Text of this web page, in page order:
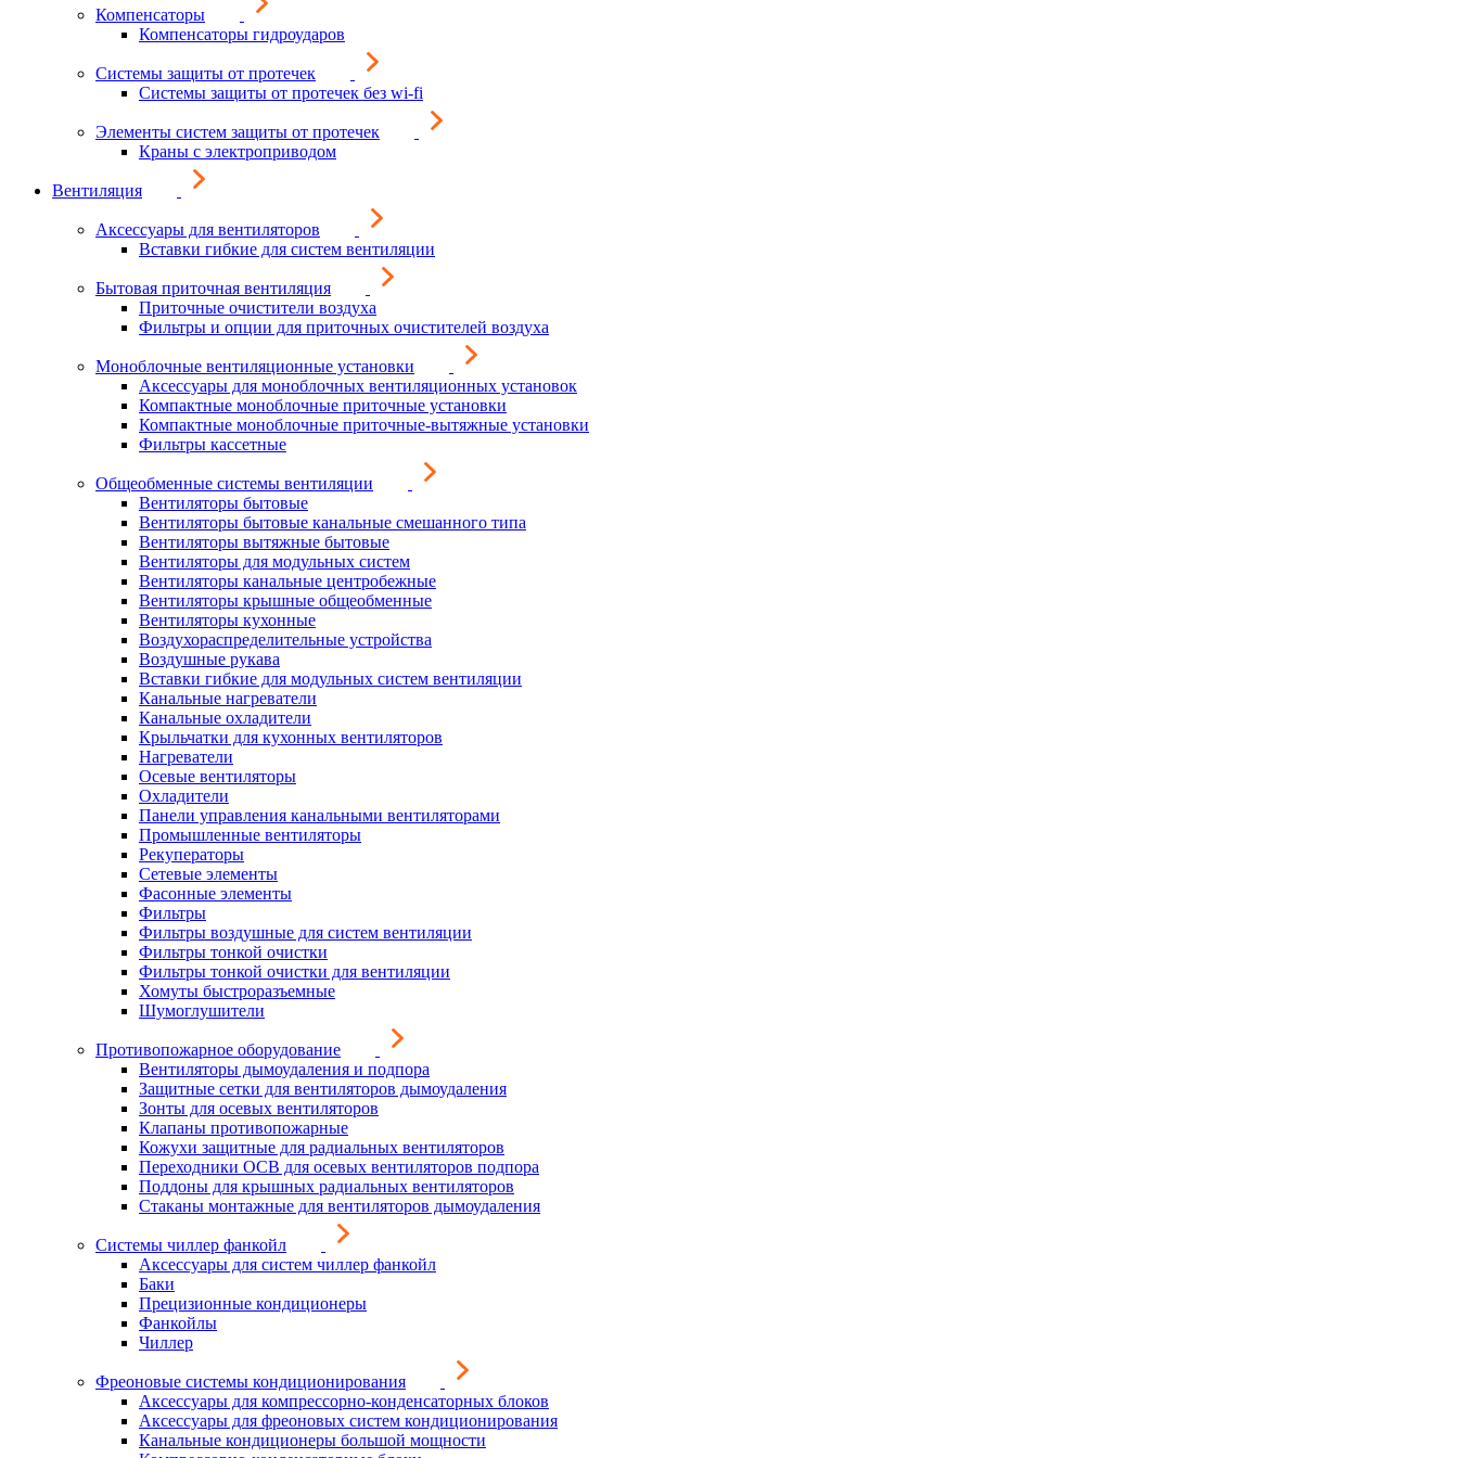
Компенсаторы
Компенсаторы гидроударов
Системы защиты от протечек
Системы защиты от протечек без wi-fi
Элементы систем защиты от протечек
Краны с электроприводом
Вентиляция
Аксессуары для вентиляторов
Вставки гибкие для систем вентиляции
Бытовая приточная вентиляция
Приточные очистители воздуха
Фильтры и опции для приточных очистителей воздуха
Моноблочные вентиляционные установки
Аксессуары для моноблочных вентиляционных установок
Компактные моноблочные приточные установки
Компактные моноблочные приточные-вытяжные установки
Фильтры кассетные
Общеобменные системы вентиляции
Вентиляторы бытовые
Вентиляторы бытовые канальные смешанного типа
Вентиляторы вытяжные бытовые
Вентиляторы для модульных систем
Вентиляторы канальные центробежные
Вентиляторы крышные общеобменные
Вентиляторы кухонные
Воздухораспределительные устройства
Воздушные рукава
Вставки гибкие для модульных систем вентиляции
Канальные нагреватели
Канальные охладители
Крыльчатки для кухонных вентиляторов
Нагреватели
Осевые вентиляторы
Охладители
Панели управления канальными вентиляторами
Промышленные вентиляторы
Рекуператоры
Сетевые элементы
Фасонные элементы
Фильтры
Фильтры воздушные для систем вентиляции
Фильтры тонкой очистки
Фильтры тонкой очистки для вентиляции
Хомуты быстроразъемные
Шумоглушители
Противопожарное оборудование
Вентиляторы дымоудаления и подпора
Защитные сетки для вентиляторов дымоудаления
Зонты для осевых вентиляторов
Клапаны противопожарные
Кожухи защитные для радиальных вентиляторов
Переходники ОСВ для осевых вентиляторов подпора
Поддоны для крышных радиальных вентиляторов
Стаканы монтажные для вентиляторов дымоудаления
Системы чиллер фанкойл
Аксессуары для систем чиллер фанкойл
Баки
Прецизионные кондиционеры
Фанкойлы
Чиллер
Фреоновые системы кондиционирования
Аксессуары для компрессорно-конденсаторных блоков
Аксессуары для фреоновых систем кондиционирования
Канальные кондиционеры большой мощности